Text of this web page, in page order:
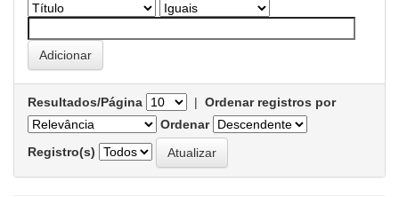
Resultados/Página | Ordenar registros por
Ordenar
Registro(s)